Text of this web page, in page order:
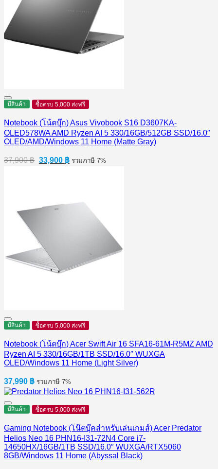
มีสินค้า ซื้อครบ 5,000 ส่งฟรี
Notebook (โน้ตบุ๊ก) Asus Vivobook S16 D3607KA-
OLED578WA AMD Ryzen AI 5 330/16GB/512GB SSD/16.0″
OLED/AMD/Windows 11 Home (Matte Gray)
37,900฿ Original
price
33,900 ฿Current
price
รวมภาษี 7%
มีสินค้า ซื้อครบ 5,000 ส่งฟรี
Notebook (โน้ตบุ๊ก) Acer Swift Air 16 SFA16-61M-R5MZ AMD
Ryzen AI 5 330/16GB/1TB SSD/16.0″ WUXGA
OLED/Windows 11 Home (Light Silver)
37,990 ฿ รวมภาษี 7%
มีสินค้า ซื้อครบ 5,000 ส่งฟรี
Gaming Notebook (โน๊ตบุ๊คสำหรับเล่นเกมส์) Acer Predator
Helios Neo 16 PHN16-I31-72N4 Core i7-
14650HX/16GB/1TB SSD/16.0″ WUXGA/RTX5060
8GB/Windows 11 Home (Abyssal Black)